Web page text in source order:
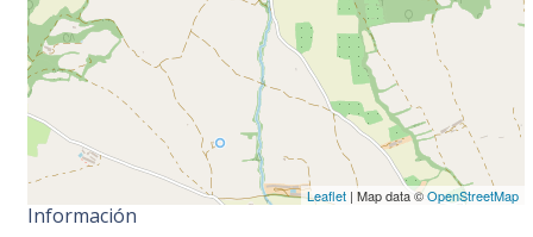
Leaflet| Map data ©OpenStreetMap
Información